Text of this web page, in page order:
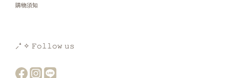
購物須知
⸝⁺ ✧ 𝙵𝚘𝚕𝚕𝚘𝚠 𝚞𝚜